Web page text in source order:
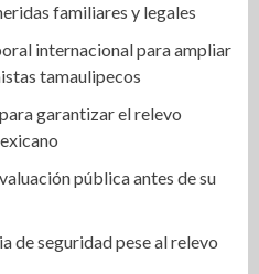
familiares y legales
internacional para ampliar
tamaulipecos
garantizar el relevo
pública antes de su
de seguridad pese al relevo